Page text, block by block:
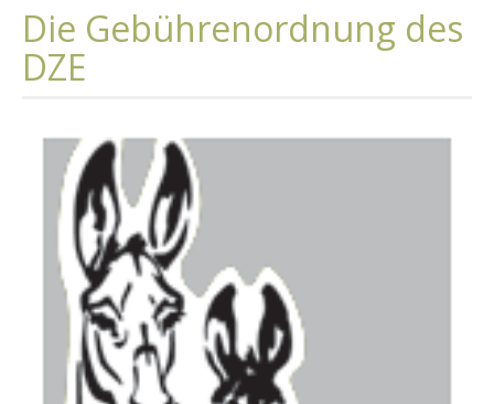
Die Gebührenordnung des
DZE